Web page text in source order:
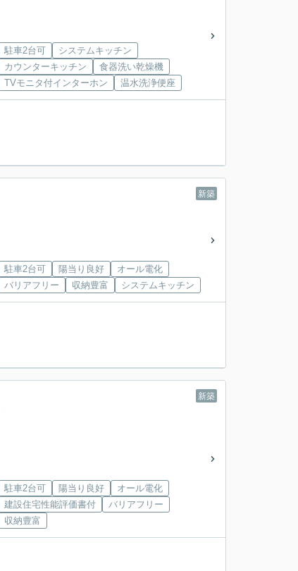
駐車2台可
システムキッチン
カウンターキッチン
食器洗い乾燥機
TVモニタ付インターホン
温水洗浄便座
新築
駐車2台可 陽当り良好
オール電化
バリアフリー
収納豊富 システムキッチン
新築
駐車2台可 陽当り良好
オール電化
建設住宅性能評価書付
バリアフリー
収納豊富